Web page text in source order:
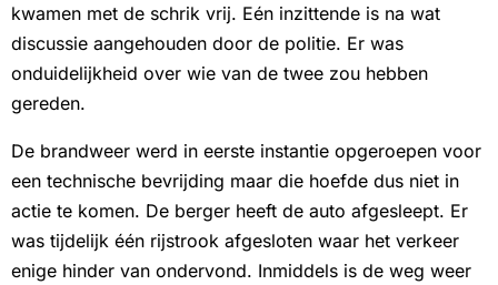
kwamen met de schrik vrij. Eén inzittende is na wat
discussie aangehouden door de politie. Er was
onduidelijkheid over wie van de twee zou hebben
gereden.
De brandweer werd in eerste instantie opgeroepen voor
een technische bevrijding maar die hoefde dus niet in
actie te komen. De berger heeft de auto afgesleept. Er
was tijdelijk één rijstrook afgesloten waar het verkeer
enige hinder van ondervond. Inmiddels is de weg weer